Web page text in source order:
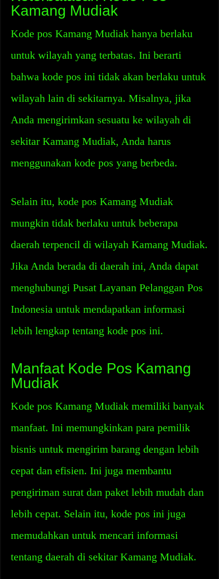
Kamang Mudiak
Kode pos Kamang Mudiak hanya berlaku
untuk wilayah yang terbatas. Ini berarti
bahwa kode pos ini tidak akan berlaku untuk
wilayah lain di sekitarnya. Misalnya, jika
Anda mengirimkan sesuatu ke wilayah di
sekitar Kamang Mudiak, Anda harus
menggunakan kode pos yang berbeda.
Selain itu, kode pos Kamang Mudiak
mungkin tidak berlaku untuk beberapa
daerah terpencil di wilayah Kamang Mudiak.
Jika Anda berada di daerah ini, Anda dapat
menghubungi Pusat Layanan Pelanggan Pos
Indonesia untuk mendapatkan informasi
lebih lengkap tentang kode pos ini.
Manfaat Kode Pos Kamang
Mudiak
Kode pos Kamang Mudiak memiliki banyak
manfaat. Ini memungkinkan para pemilik
bisnis untuk mengirim barang dengan lebih
cepat dan efisien. Ini juga membantu
pengiriman surat dan paket lebih mudah dan
lebih cepat. Selain itu, kode pos ini juga
memudahkan untuk mencari informasi
tentang daerah di sekitar Kamang Mudiak.